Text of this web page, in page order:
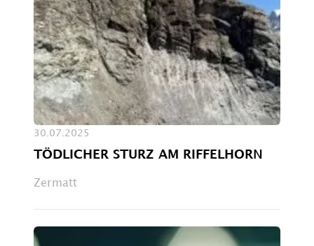
30.07.2025
TÖDLICHER STURZ AM RIFFELHORN
Zermatt